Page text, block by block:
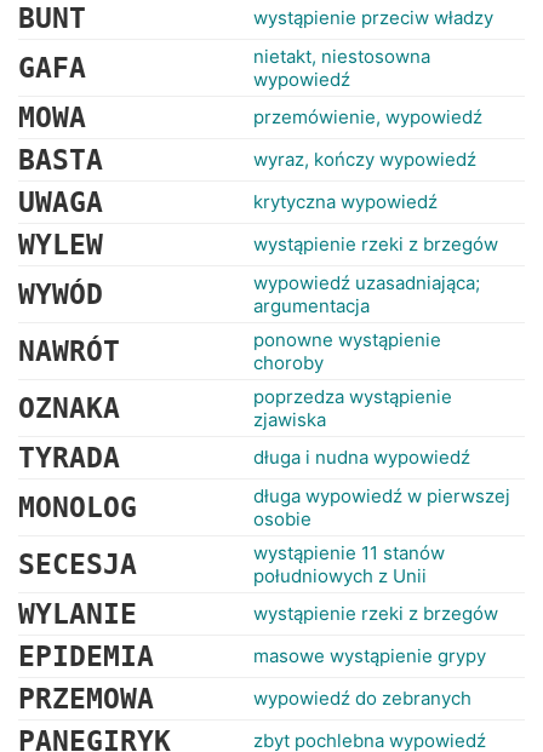
BUNT wystąpienie przeciw władzy
GAFA
nietakt, niestosowna
wypowiedź
MOWA przemówienie, wypowiedź
BASTA wyraz, kończy wypowiedź
UWAGA krytyczna wypowiedź
WYLEW wystąpienie rzeki z brzegów
WYWÓD
wypowiedź uzasadniająca;
argumentacja
NAWRÓT
ponowne wystąpienie
choroby
OZNAKA
poprzedza wystąpienie
zjawiska
TYRADA długa i nudna wypowiedź
MONOLOG
długa wypowiedź w pierwszej
osobie
SECESJA
wystąpienie 11 stanów
południowych z Unii
WYLANIE wystąpienie rzeki z brzegów
EPIDEMIA masowe wystąpienie grypy
PRZEMOWA wypowiedź do zebranych
PANEGIRYK zbyt pochlebna wypowiedź